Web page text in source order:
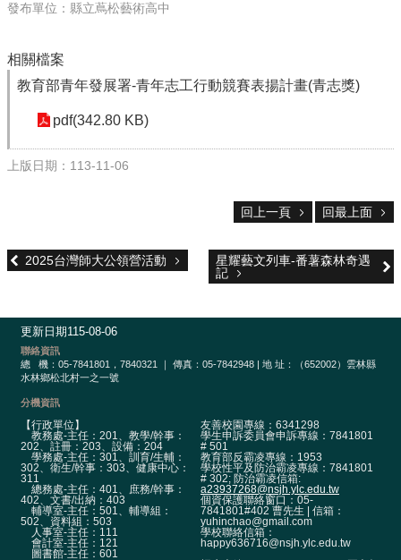
覽
林
縣
校
台
公
告
主
選
單
認
識
校
發布單位：縣立蔦松藝術高中
相關檔案
教育部青年發展署-青年志工行動競賽表揚計畫(青志獎)
pdf(342.80 KB)
上版日期：113-11-06
回上一頁 回最上面
2025台灣師大公領營活動
星耀藝文列車-番薯森林奇遇
記
更新日期115-08-06
聯絡資訊
總
機：05-7841801，7840321 ｜ 傳真：05-7842948 | 地 址：（652002）雲林縣
水林鄉松北村一之一號
分機資訊
【行政單位】
教務處-主任：201、教學/幹事：
202、註冊：203、設備：204
學務處-主任：301、訓育/生輔：
302、衛生/幹事：303、健康中心：
311
總務處-主任：401、庶務/幹事：
402、文書/出納：403
輔導室-主任：501、輔導組：
502、資料組：503
人事室-主任：111
會計室-主任：121
圖書館-主任：601
友善校園專線：6341298
學生申訴委員會申訴專線：7841801
# 501
教育部反霸凌專線：1953
學校性平及防治霸凌專線：7841801
# 302; 防治霸凌信箱:
a23937268@nsjh.ylc.edu.tw
個資保護聯絡窗口：05-
7841801#402 曹先生 | 信箱：
yuhinchao@gmail.com
學校聯絡信箱：
happy636716@nsjh.ylc.edu.tw